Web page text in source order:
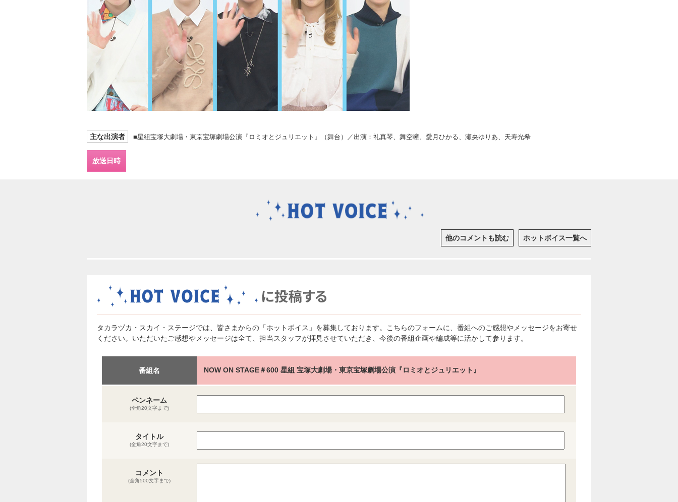
主な出演者 ■星組宝塚大劇場・東京宝塚劇場公演『ロミオとジュリエット』（舞台）／出演：礼真琴、舞空瞳、愛月ひかる、瀬央ゆりあ、天寿光希
放送日時
他のコメントも読む ホットボイス一覧へ
タカラヅカ・スカイ・ステージでは、皆さまからの「ホットボイス」を募集しております。こちらのフォームに、番組へのご感想やメッセージをお寄せ
ください。いただいたご感想やメッセージは全て、担当スタッフが拝見させていただき、今後の番組企画や編成等に活かして参ります。
番組名 NOW ON STAGE＃600 星組 宝塚大劇場・東京宝塚劇場公演『ロミオとジュリエット』
ペンネーム
(全角20文字まで)
タイトル
(全角20文字まで)
コメント
(全角500文字まで)